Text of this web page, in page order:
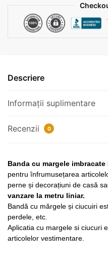
Descriere
Informații suplimentare
Recenzii 0
Banda cu margele imbracate
pentru înfrumusețarea
perne și decorațiuni de casă
vanzare la metru liniar.
Bandă cu mărgele și ciucuiri
perdele, etc.
Aplicatia cu margele si ciucuri
articolelor vestimentare.